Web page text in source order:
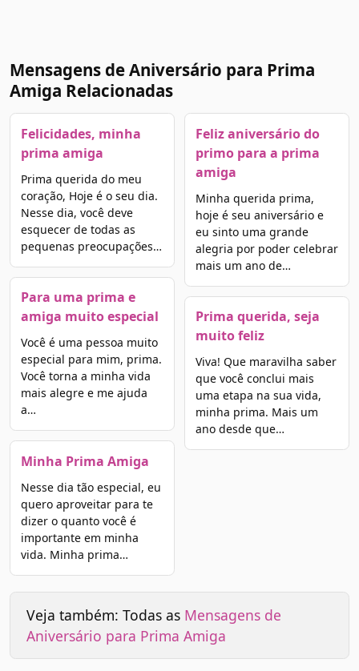
Mensagens de Aniversário para Prima
Amiga Relacionadas
Felicidades, minha
prima amiga
Prima querida do meu
coração, Hoje é o seu dia.
Nesse dia, você deve
esquecer de todas as
pequenas preocupações…
Para uma prima e
amiga muito especial
Você é uma pessoa muito
especial para mim, prima.
Você torna a minha vida
mais alegre e me ajuda
a…
Minha Prima Amiga
Nesse dia tão especial, eu
quero aproveitar para te
dizer o quanto você é
importante em minha
vida. Minha prima…
Feliz aniversário do
primo para a prima
amiga
Minha querida prima,
hoje é seu aniversário e
eu sinto uma grande
alegria por poder celebrar
mais um ano de…
Prima querida, seja
muito feliz
Viva! Que maravilha saber
que você conclui mais
uma etapa na sua vida,
minha prima. Mais um
ano desde que…
Veja também: Todas as Mensagens de
Aniversário para Prima Amiga